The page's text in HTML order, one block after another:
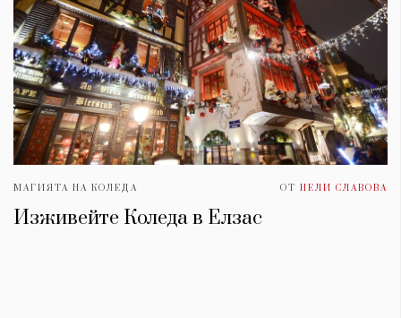
МАГИЯТА НА КОЛЕДА ОТ НЕЛИ СЛАВОВА
Изживейте Коледа в Елзас